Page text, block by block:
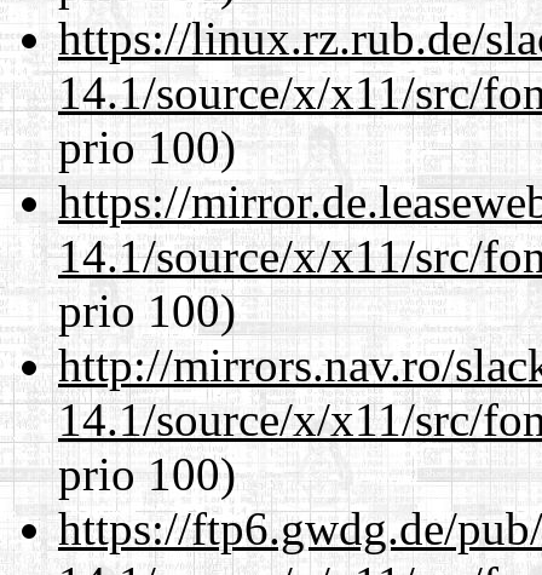
https://linux.rz.rub.de/
14.1/source/x/x11/src/
prio 100)
https://
14.1/source/x/x11/src/
prio 100)
http://mirrors.nav.ro/
14.1/source/x/x11/src/
prio 100)
https://ftp6.gwdg.de/